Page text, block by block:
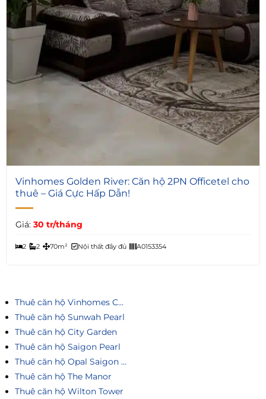
6
Vinhomes Golden River: Căn hộ 2PN Officetel cho
thuê – Giá Cực Hấp Dẫn!
Giá: 30 tr/tháng
2 2 70m² Nội thất đầy đủ A0153354
Thuê căn hộ Vinhomes Central Park
Thuê căn hộ Sunwah Pearl
Thuê căn hộ City Garden
Thuê căn hộ Saigon Pearl
Thuê căn hộ Opal Saigon Pearl
Thuê căn hộ The Manor
Thuê căn hộ Wilton Tower